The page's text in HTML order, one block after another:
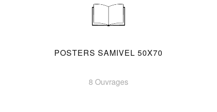
POSTERS SAMIVEL 50X70
8 Ouvrages